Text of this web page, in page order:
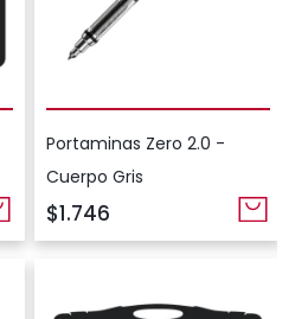
Portaminas Zero 2.0 -
Cuerpo Gris
$1.746